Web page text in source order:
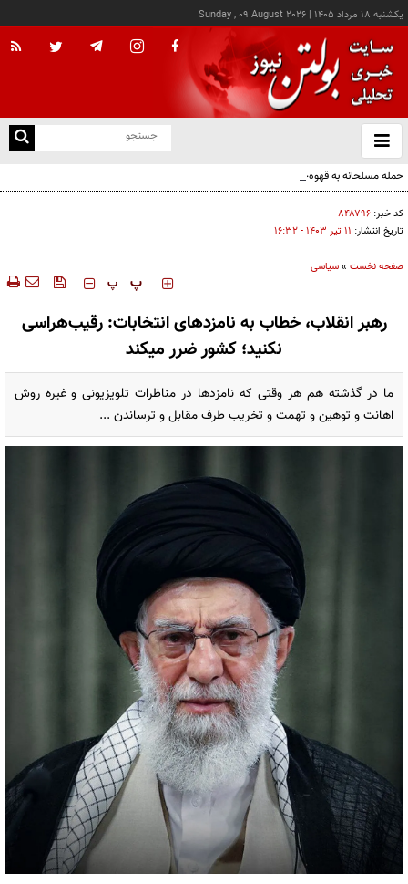
يکشنبه ۱۸ مرداد ۱۴۰۵ |
Sunday , 09 August 2026
باز
و
حمله مسلحانه به قهوه‌خانه‌ای در زاهدان؛ ۲ نفر جان باختند
کد خبر: ۸۴۸۷۹۶
تاریخ انتشار: ۱۱ تير ۱۴۰۳ - ۱۶:۳۲
صفحه نخست »سیاسی
‍‍‍ پ پ
رهبر انقلاب، خطاب به نامزدهای انتخابات: رقیب‌هراسی
نکنید؛ کشور ضرر میکند
ما در گذشته هم هر وقتی که نامزدها در مناظرات تلویزیونی و غیره روش
اهانت و توهین و تهمت و تخریب طرف مقابل و ترساندن ...